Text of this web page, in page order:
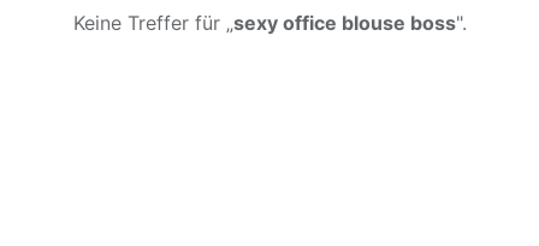
Keine Treffer für „sexy office blouse boss".